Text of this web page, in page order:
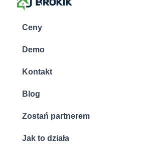
Ceny
Demo
Kontakt
Blog
Zostań partnerem
Jak to działa